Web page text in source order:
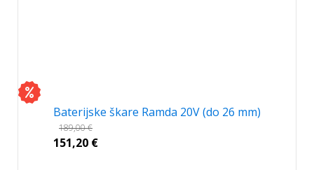
Baterijske škare Ramda 20V (do 26 mm)
189,00€
151,20 €